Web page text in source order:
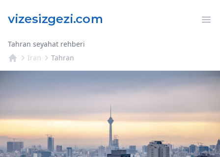
Tahran seyahat rehberi
İran
Tahran